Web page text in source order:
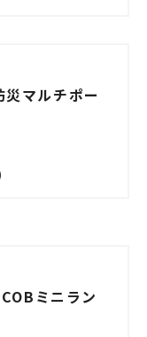
マルチポー
ミニラン